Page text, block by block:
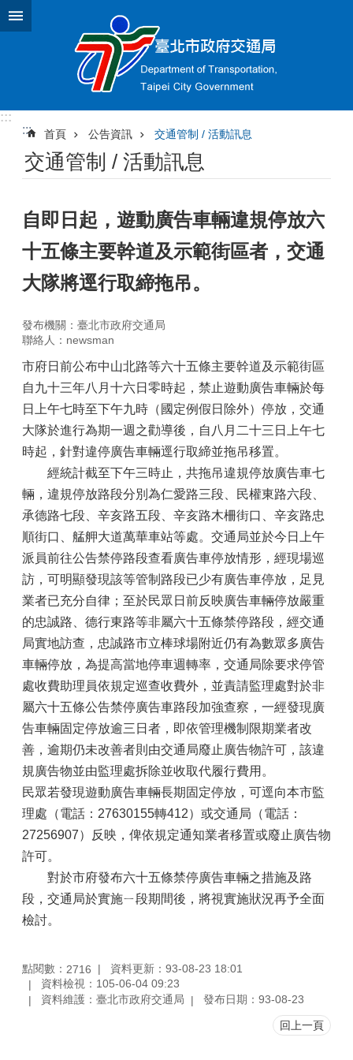
跳到主要內容區塊
:::
:::
首頁 公告資訊 交通管制 / 活動訊息
交通管制 / 活動訊息
自即日起，遊動廣告車輛違規停放六
十五條主要幹道及示範街區者，交通
大隊將逕行取締拖吊。
發布機關：臺北市政府交通局
聯絡人：newsman
市府日前公布中山北路等六十五條主要幹道及示範街區
自九十三年八月十六日零時起，禁止遊動廣告車輛於每
日上午七時至下午九時（國定例假日除外）停放，交通
大隊於進行為期一週之勸導後，自八月二十三日上午七
時起，針對違停廣告車輛逕行取締並拖吊移置。
經統計截至下午三時止，共拖吊違規停放廣告車七
輛，違規停放路段分別為仁愛路三段、民權東路六段、
承德路七段、辛亥路五段、辛亥路木柵街口、辛亥路忠
順街口、艋舺大道萬華車站等處。交通局並於今日上午
派員前往公告禁停路段查看廣告車停放情形，經現場巡
訪，可明顯發現該等管制路段已少有廣告車停放，足見
業者已充分自律；至於民眾日前反映廣告車輛停放嚴重
的忠誠路、德行東路等非屬六十五條禁停路段，經交通
局實地訪查，忠誠路市立棒球場附近仍有為數眾多廣告
車輛停放，為提高當地停車週轉率，交通局除要求停管
處收費助理員依規定巡查收費外，並責請監理處對於非
屬六十五條公告禁停廣告車路段加強查察，一經發現廣
告車輛固定停放逾三日者，即依管理機制限期業者改
善，逾期仍未改善者則由交通局廢止廣告物許可，該違
規廣告物並由監理處拆除並收取代履行費用。
民眾若發現遊動廣告車輛長期固定停放，可逕向本市監
理處（電話：27630155轉412）或交通局（電話：
27256907）反映，俾依規定通知業者移置或廢止廣告物
許可。
對於市府發布六十五條禁停廣告車輛之措施及路
段，交通局於實施ㄧ段期間後，將視實施狀況再予全面
檢討。
點閱數： 2716
資料更新：93-08-23 18:01
資料檢視：105-06-04 09:23
資料維護：臺北市政府交通局
發布日期：93-08-23
回上一頁